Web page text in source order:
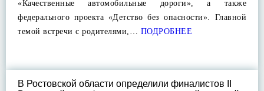
«Качественные автомобильные дороги», а также
федерального проекта «Детство без опасности». Главной
темой встречи с родителями,… ПОДРОБНЕЕ
В Ростовской области определили финалистов II